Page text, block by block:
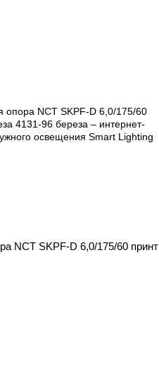
NCT SKPF-D 6,0/175/60 принт